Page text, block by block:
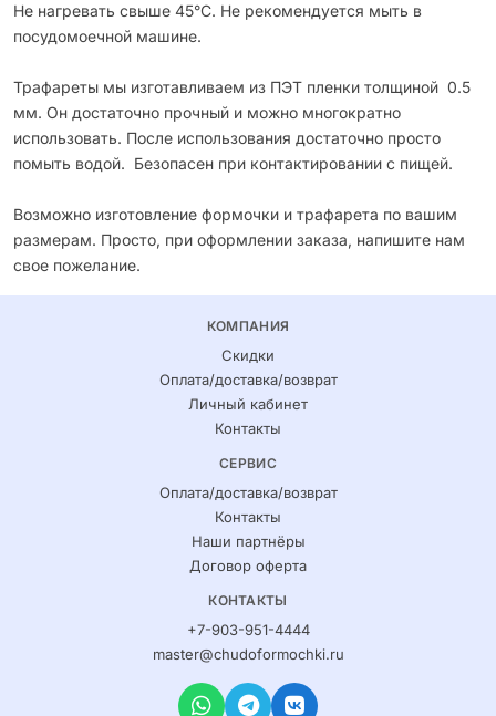
Не нагревать свыше 45°С. Не рекомендуется мыть в
посудомоечной машине.
Трафареты мы изготавливаем из ПЭТ пленки толщиной 0.5
мм. Он достаточно прочный и можно многократно
использовать. После использования достаточно просто
помыть водой. Безопасен при контактировании с пищей.
Возможно изготовление формочки и трафарета по вашим
размерам. Просто, при оформлении заказа, напишите нам
свое пожелание.
КОМПАНИЯ
Скидки
Оплата/доставка/возврат
Личный кабинет
Контакты
СЕРВИС
Оплата/доставка/возврат
Контакты
Наши партнёры
Договор оферта
КОНТАКТЫ
+7-903-951-4444
master@chudoformochki.ru